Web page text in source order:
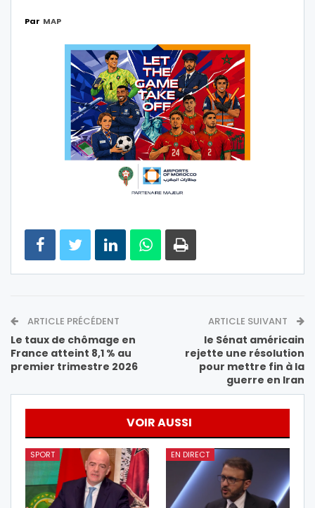
Par MAP
ARTICLE PRÉCÉDENT
Le taux de chômage en
France atteint 8,1 % au
premier trimestre 2026
ARTICLE SUIVANT
le Sénat américain
rejette une résolution
pour mettre fin à la
guerre en Iran
VOIR AUSSI
SPORT EN DIRECT